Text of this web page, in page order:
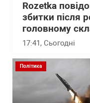
Rozetka
збитки після
головному
17:41, Сьогодні
Політика